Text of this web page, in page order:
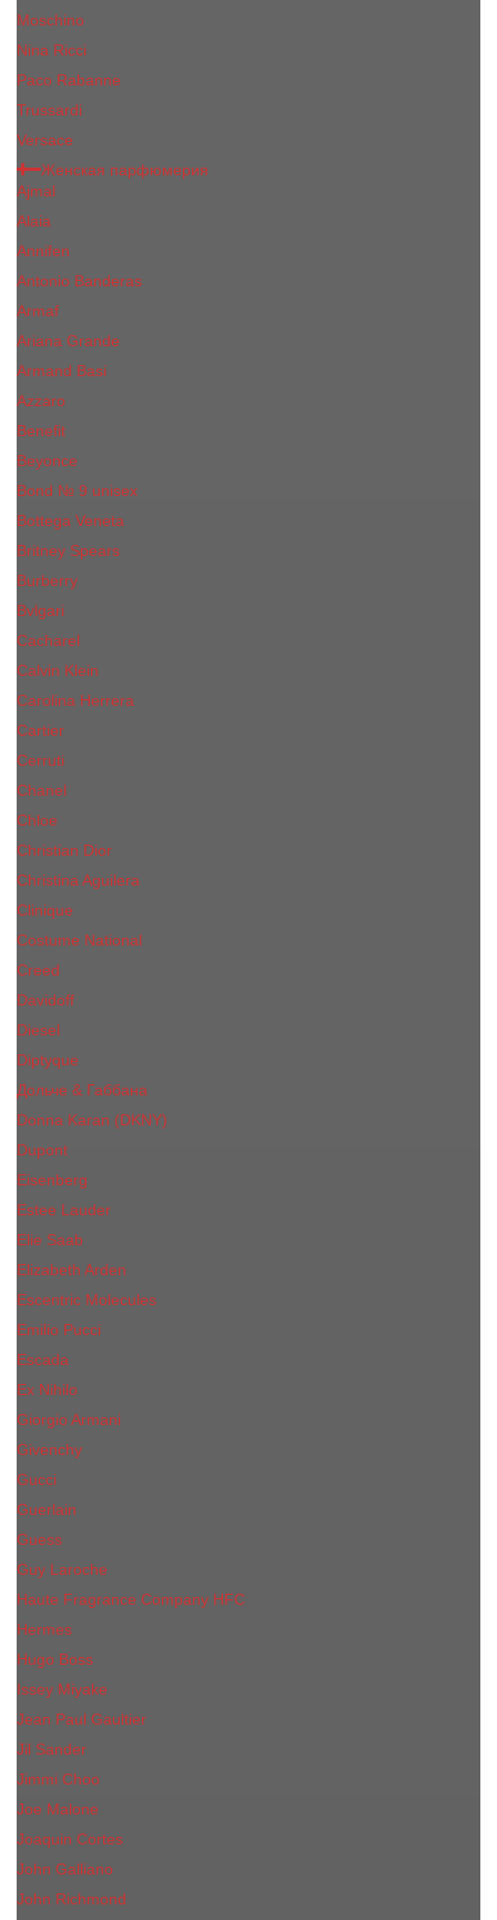
Moschino
Nina Ricci
Paco Rabanne
Trussardi
Versace
Женская парфюмерия
Ajmal
Alaia
Annifen
Antonio Banderas
Armaf
Ariana Grande
Armand Basi
Azzaro
Benefit
Beyonce
Bond № 9 unisex
Bottega Veneta
Britney Spears
Burberry
Bvlgari
Cacharel
Calvin Klein
Carolina Herrera
Cartier
Cerruti
Сhanеl
Chloe
Christian Dior
Christina Aguilera
Сliniquе
Costume National
Creed
Davidoff
Diesel
Diptyque
Дольче & Габбана
Donna Karan (DKNY)
Dupont
Eisenberg
Еsteе Lаudеr
Elie Saab
Elizabeth Arden
Escentric Molecules
Emilio Pucci
Escada
Ex Nihilo
Giorgio Armani
Givenchy
Gucci
Guerlain
Guess
Guy Laroche
Haute Fragrance Company HFC
Hermes
Hugo Boss
Issey Miyake
Jean Paul Gaultier
Jil Sander
Jimmi Choo
Jое Malоnе
Joaquin Cortes
John Galliano
John Richmond